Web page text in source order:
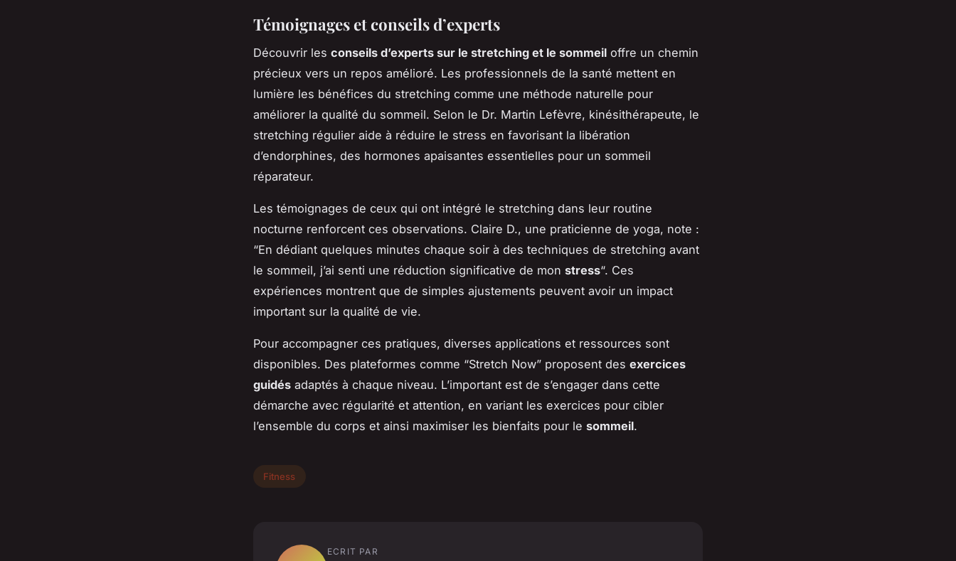
Témoignages et conseils d’experts
Découvrir les conseils d’experts sur le stretching et le sommeil offre un chemin
précieux vers un repos amélioré. Les professionnels de la santé mettent en
lumière les bénéfices du stretching comme une méthode naturelle pour
améliorer la qualité du sommeil. Selon le Dr. Martin Lefèvre, kinésithérapeute, le
stretching régulier aide à réduire le stress en favorisant la libération
d’endorphines, des hormones apaisantes essentielles pour un sommeil
réparateur.
Les témoignages de ceux qui ont intégré le stretching dans leur routine
nocturne renforcent ces observations. Claire D., une praticienne de yoga, note :
“En dédiant quelques minutes chaque soir à des techniques de stretching avant
le sommeil, j’ai senti une réduction significative de mon stress“. Ces
expériences montrent que de simples ajustements peuvent avoir un impact
important sur la qualité de vie.
Pour accompagner ces pratiques, diverses applications et ressources sont
disponibles. Des plateformes comme “Stretch Now” proposent des exercices
guidés adaptés à chaque niveau. L’important est de s’engager dans cette
démarche avec régularité et attention, en variant les exercices pour cibler
l’ensemble du corps et ainsi maximiser les bienfaits pour le sommeil.
Fitness
ECRIT PAR